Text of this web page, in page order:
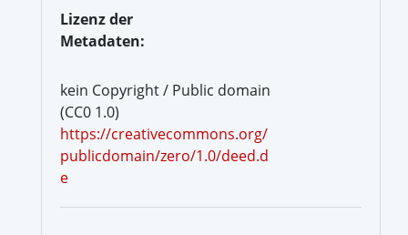
Lizenz der
Metadaten:
kein Copyright / Public domain
(CC0 1.0)
https://creativecommons.org/
publicdomain/zero/1.0/deed.d
e